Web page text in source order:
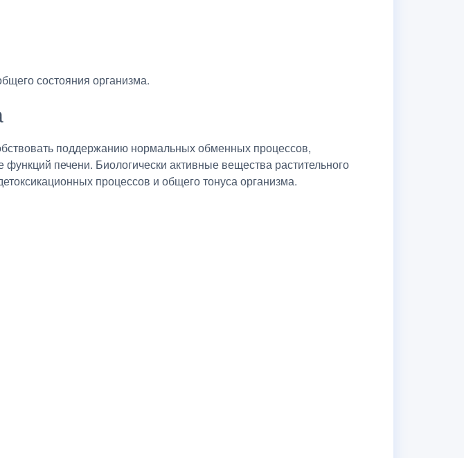
состояния организма.
поддержанию нормальных обменных процессов,
печени. Биологически активные вещества растительного
процессов и общего тонуса организма.